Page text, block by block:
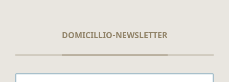
DOMICILLIO-NEWSLETTER